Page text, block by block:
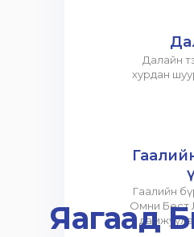
Далайн
хурдан
Гаалийн
Омни Бест
Яагаад